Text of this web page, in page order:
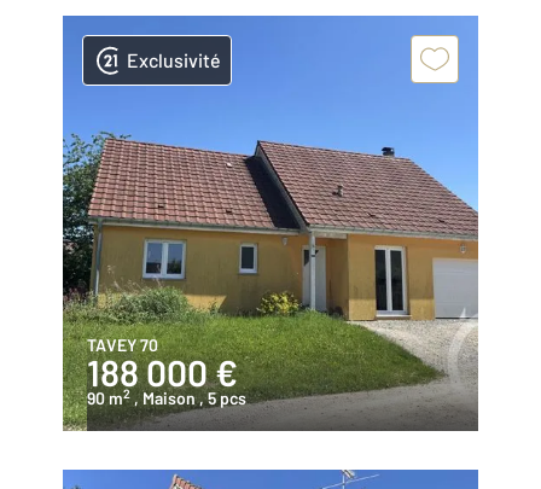
Exclusivité
TAVEY 70
188 000 €
90 m2 , Maison , 5 pcs